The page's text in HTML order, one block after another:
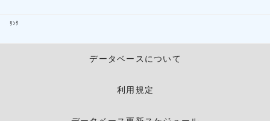
ﾘﾝｸ
データベースについて
利用規定